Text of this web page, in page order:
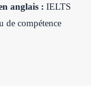
anglais : IELTS
de compétence